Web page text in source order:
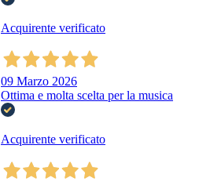
Acquirente verificato
09 Marzo 2026
Ottima e molta scelta per la musica
Acquirente verificato